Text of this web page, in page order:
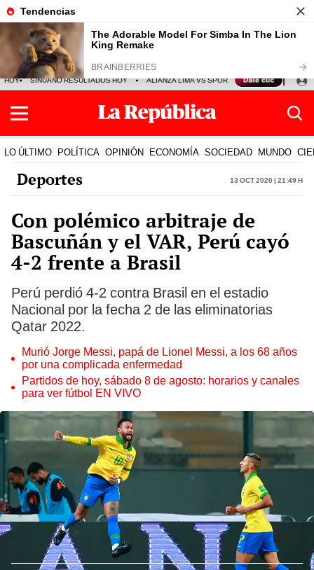
HOY SINUANO RESULTADOS HOY ALIANZA LIMA VS SPORT BOYS JORGE
LO ÚLTIMO POLÍTICA OPINIÓN ECONOMÍA SOCIEDAD MUNDO
Deportes 13 Oct 2020 | 21:49 h
Con polémico arbitraje de
Bascuñán y el VAR, Perú cayó
4-2 frente a Brasil
Perú perdió 4-2 contra Brasil en el estadio
Nacional por la fecha 2 de las eliminatorias
Qatar 2022.
Murió Jorge Messi, papá de Lionel Messi, a los 68 años
por una complicada enfermedad
Partidos de hoy, sábado 8 de agosto: horarios y canales
para ver fútbol EN VIVO